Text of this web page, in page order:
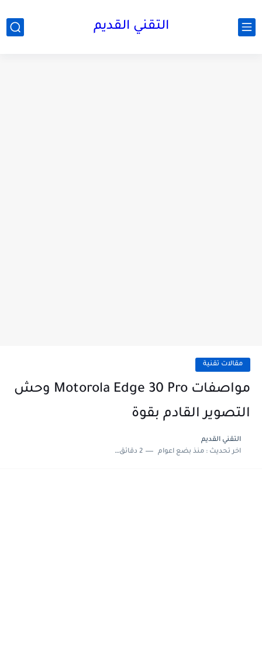
التقني القديم
مقالات تقنية
مواصفات Motorola Edge 30 Pro وحش
التصوير القادم بقوة
التقني القديم
اخر تحديث :منذ بضع اعوام 2 دقائق للقراءة